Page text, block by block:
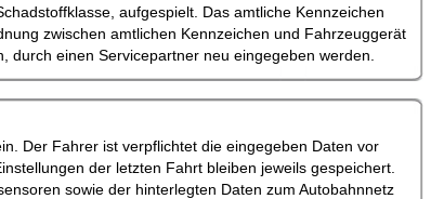
aufgespielt. Das amtliche Kennzeichen
zwischen amtlichen Kennzeichen und Fahrzeuggerät
einen Servicepartner neu eingegeben werden.
Der Fahrer ist verpflichtet die eingegeben Daten vor
der letzten Fahrt bleiben jeweils gespeichert.
sowie der hinterlegten Daten zum Autobahnnetz